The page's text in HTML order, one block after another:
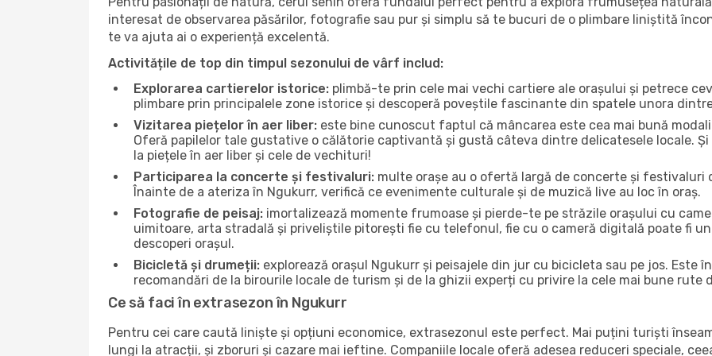
interesat de observarea păsărilor, fotografie sau pur și simplu să te bucuri de o plimbare liniștită
te va ajuta ai o experiență excelentă.
Activitățile de top din timpul sezonului de vârf includ:
Explorarea cartierelor istorice: plimbă-te prin cele mai vechi cartiere ale orașului și petrece
plimbare prin principalele zone istorice și descoperă poveștile fascinante din spatele unora
Vizitarea piețelor în aer liber: este bine cunoscut faptul că mâncarea este cea mai bună
Oferă papilelor tale gustative o călătorie captivantă și gustă câteva dintre delicatesele locale.
la piețele în aer liber și cele de vechituri!
Participarea la concerte și festivaluri: multe orașe au o ofertă largă de concerte și festivaluri
Înainte de a ateriza în Ngukurr, verifică ce evenimente culturale și de muzică live au loc în oraș.
Fotografie de peisaj: imortalizează momente frumoase și pierde-te pe străzile orașului cu
uimitoare, arta stradală și priveliștile pitorești fie cu telefonul, fie cu o cameră digitală poate fi
descoperi orașul.
Bicicletă și drumeții: explorează orașul Ngukurr și peisajele din jur cu bicicleta sau pe jos. Este
recomandări de la birourile locale de turism și de la ghizii experți cu privire la cele mai bune rute
Ce să faci în extrasezon în Ngukurr
Pentru cei care caută liniște și opțiuni economice, extrasezonul este perfect. Mai puțini turiști
lungi la atracții, și zboruri și cazare mai ieftine. Companiile locale oferă adesea reduceri speciale,